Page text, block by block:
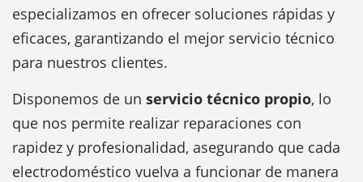
especializamos en ofrecer soluciones rápidas y
eficaces, garantizando el mejor servicio técnico
para nuestros clientes.
Disponemos de un servicio técnico propio, lo
que nos permite realizar reparaciones con
rapidez y profesionalidad, asegurando que cada
electrodoméstico vuelva a funcionar de manera